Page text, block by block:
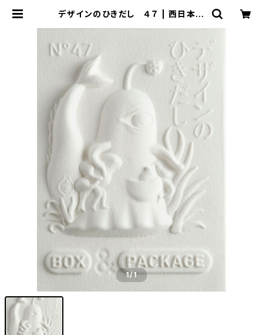
デザインのひきだし ４７ | 西日本書
1/1